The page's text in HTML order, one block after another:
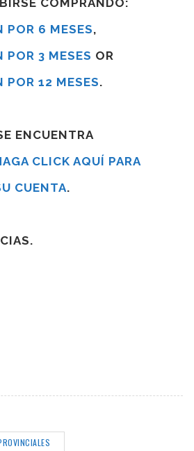
COMPRANDO:
POR 6 MESES,
POR 3 MESES OR
POR 12 MESES.
ENCUENTRA
CLICK AQUÍ PARA
CUENTA.